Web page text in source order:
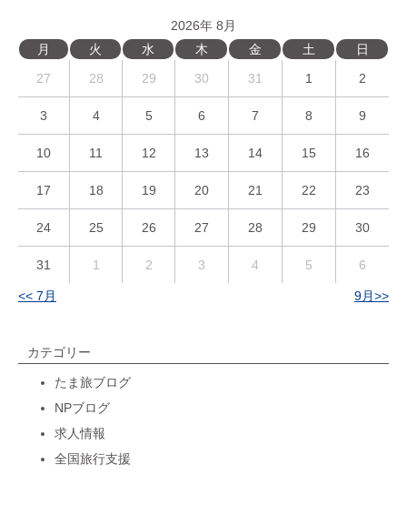
2026年 8月
月
火 水 木 金 土
日
27
28 29 30 31 1 2
3 4 5 6 7 8 9
10 11 12 13 14 15 16
17 18 19 20 21 22 23
24 25 26 27 28 29 30
31 1 2 3 4 5 6
<< 7月 9月>>
カテゴリー
たま旅ブログ
NPブログ
求人情報
全国旅行支援